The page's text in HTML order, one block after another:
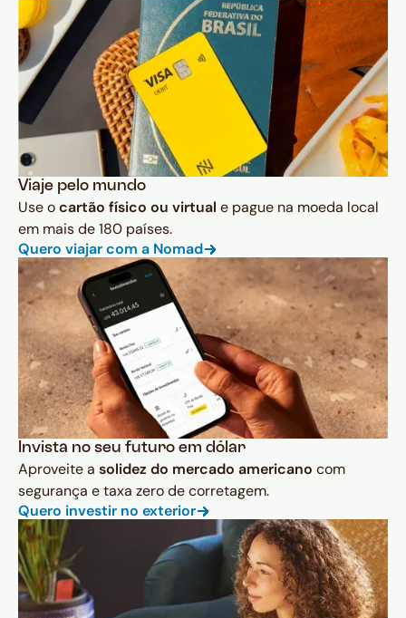
Viaje pelo mundo
Use ocartão físico ou virtual e pague na moeda local
em mais de 180 países.
Quero viajar com a Nomad
Invista no seu futuro em dólar
Aproveite a solidez do mercado americano com
segurança e taxa zero de corretagem.
Quero investir no exterior